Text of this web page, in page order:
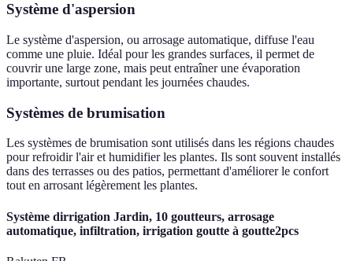
Système d'aspersion
Le système d'aspersion, ou arrosage automatique, diffuse l'eau
comme une pluie. Idéal pour les grandes surfaces, il permet de
couvrir une large zone, mais peut entraîner une évaporation
importante, surtout pendant les journées chaudes.
Systèmes de brumisation
Les systèmes de brumisation sont utilisés dans les régions chaudes
pour refroidir l'air et humidifier les plantes. Ils sont souvent installés
dans des terrasses ou des patios, permettant d'améliorer le confort
tout en arrosant légèrement les plantes.
Système dirrigation Jardin, 10 goutteurs, arrosage
automatique, infiltration, irrigation goutte à goutte2pcs